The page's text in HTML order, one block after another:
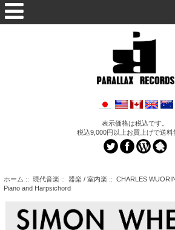
表示価格は税込です。
税込9,000円以上お買上げで送料
ホーム :: 現代音楽 :: 器楽 / 室内楽 :: CHARLES
Piano and Harpsichord